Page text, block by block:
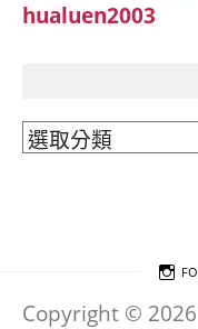
hualuen2003
文
Copyright ©